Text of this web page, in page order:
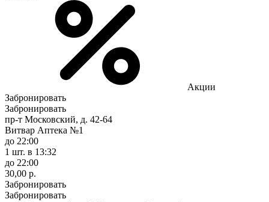
Акции
Забронировать
Забронировать
пр-т Московский, д. 42-64
Витвар Аптека №1
до 22:00
1 шт. в 13:32
до 22:00
30,00 р.
Забронировать
Забронировать